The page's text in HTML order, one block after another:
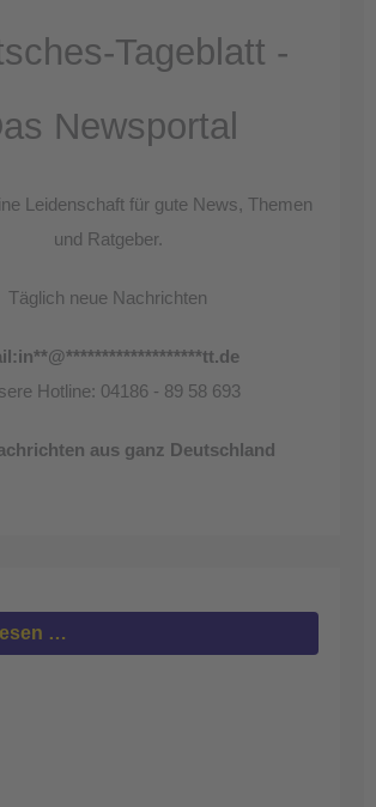
Tageblatt -
Newsportal
Leidenschaft für gute News, Themen
und Ratgeber.
Täglich neue Nachrichten
in**@*******************tt.de
Hotline: 04186 - 89 58 693
aus ganz Deutschland
…